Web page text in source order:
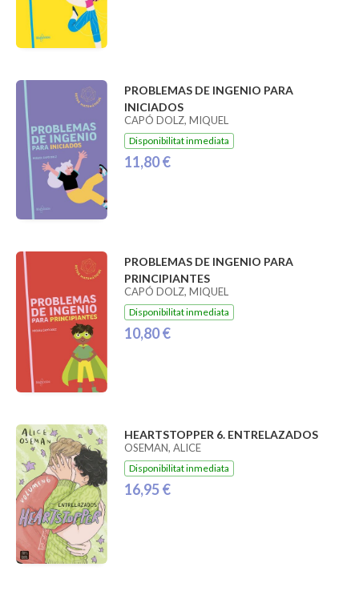
PROBLEMAS DE INGENIO PARA
INICIADOS
CAPÓ DOLZ, MIQUEL
Disponibilitat inmediata
11,80 €
PROBLEMAS DE INGENIO PARA
PRINCIPIANTES
CAPÓ DOLZ, MIQUEL
Disponibilitat inmediata
10,80 €
HEARTSTOPPER 6. ENTRELAZADOS
OSEMAN, ALICE
Disponibilitat inmediata
16,95 €